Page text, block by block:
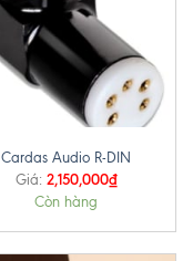
Cardas Audio R-DIN
Giá: 2,150,000₫
Còn hàng